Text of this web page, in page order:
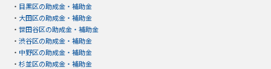
・ 目黒区の助成金・補助金
・ 大田区の助成金・補助金
・ 世田谷区の助成金・補助金
・ 渋谷区の助成金・補助金
・ 中野区の助成金・補助金
・ 杉並区の助成金・補助金